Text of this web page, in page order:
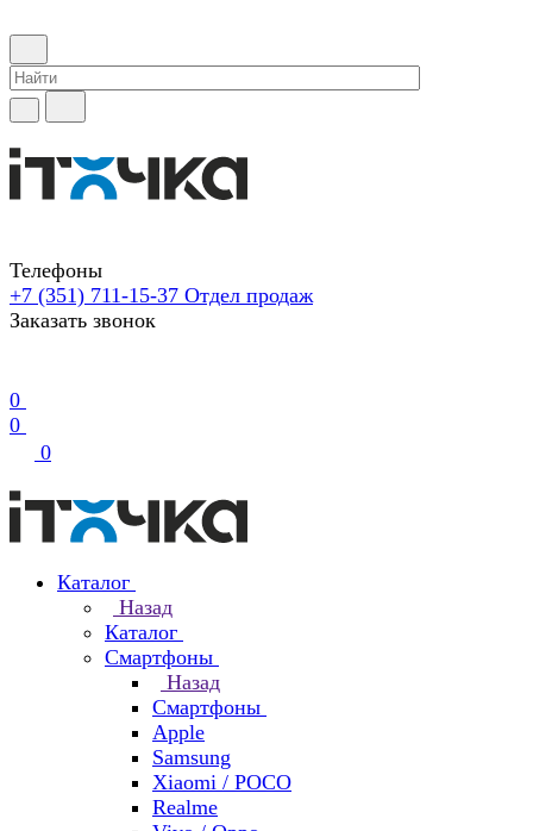
Телефоны
+7 (351) 711-15-37 Отдел продаж
Заказать звонок
0
0
0
Каталог
Назад
Каталог
Смартфоны
Назад
Смартфоны
Apple
Samsung
Xiaomi / POCO
Realme